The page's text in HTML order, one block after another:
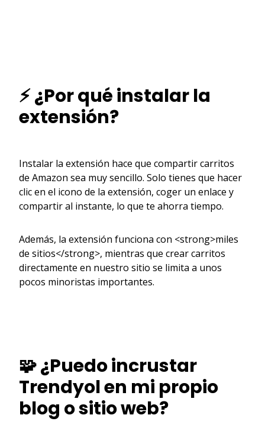
⚡ ¿Por qué instalar la
extensión?
Instalar la extensión hace que compartir carritos
de Amazon sea muy sencillo. Solo tienes que hacer
clic en el icono de la extensión, coger un enlace y
compartir al instante, lo que te ahorra tiempo.
Además, la extensión funciona con <strong>miles
de sitios</strong>, mientras que crear carritos
directamente en nuestro sitio se limita a unos
pocos minoristas importantes.
🧩 ¿Puedo incrustar
Trendyol en mi propio
blog o sitio web?